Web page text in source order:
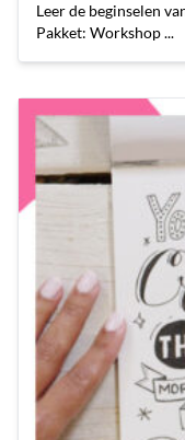
Leer de beginselen
Pakket: Workshop ...